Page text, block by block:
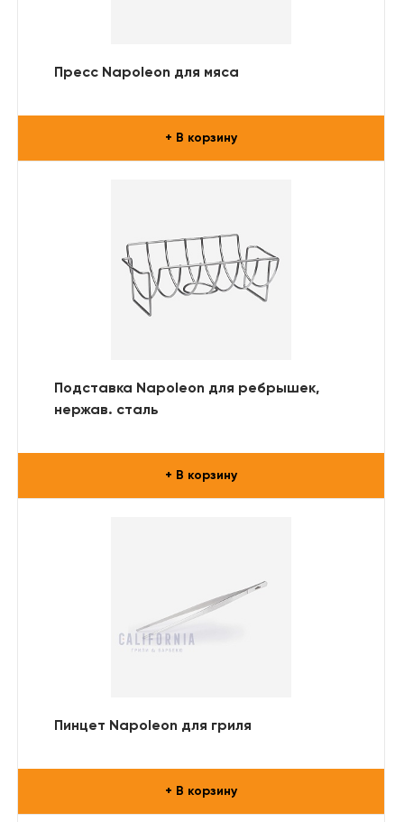
Пресс Napoleon для мяса
+ В корзину
Подставка Napoleon для ребрышек,
нержав. сталь
+ В корзину
Пинцет Napoleon для гриля
+ В корзину